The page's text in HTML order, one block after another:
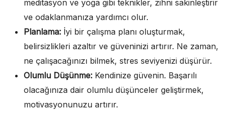
meditasyon ve yoga gibi teknikler, zihni sakinleştirir
ve odaklanmanıza yardımcı olur.
Planlama: İyi bir çalışma planı oluşturmak,
belirsizlikleri azaltır ve güveninizi artırır. Ne zaman,
ne çalışacağınızı bilmek, stres seviyenizi düşürür.
Olumlu Düşünme: Kendinize güvenin. Başarılı
olacağınıza dair olumlu düşünceler geliştirmek,
motivasyonunuzu artırır.